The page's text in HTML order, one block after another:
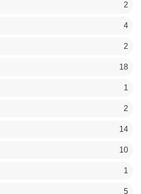
2
4
2
18
1
2
14
10
1
5